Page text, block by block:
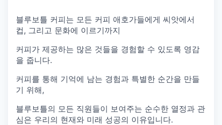
블루보틀 커피는 모든 커피 애호가들에게 씨앗에서
컵, 그리고 문화에 이르기까지
커피가 제공하는 많은 것들을 경험할 수 있도록 영감
을 줍니다.
커피를 통해 기억에 남는 경험과 특별한 순간을 만들
기 위해,
블루보틀의 모든 직원들이 보여주는 순수한 열정과 관
심은 우리의 현재와 미래 성공의 이유입니다.